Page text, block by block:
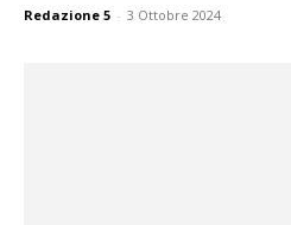
Redazione 5 - 3 Ottobre 2024